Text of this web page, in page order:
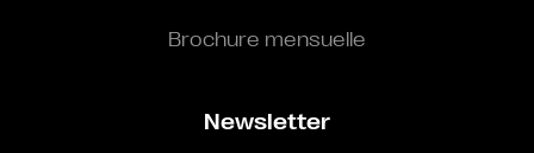
Brochure mensuelle
Newsletter